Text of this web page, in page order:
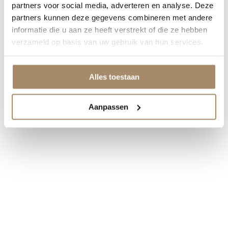
partners voor social media, adverteren en analyse. Deze
partners kunnen deze gegevens combineren met andere
informatie die u aan ze heeft verstrekt of die ze hebben
verzameld op basis van uw gebruik van hun services.
Alles toestaan
Aanpassen